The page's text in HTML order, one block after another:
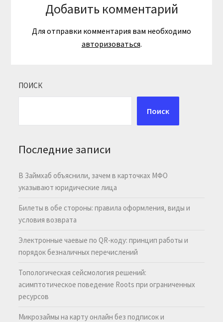
Добавить комментарий
Для отправки комментария вам необходимо
авторизоваться.
ПОИСК
Поиск
Последние записи
В Займхаб объяснили, зачем в карточках МФО
указывают юридические лица
Билеты в обе стороны: правила оформления, виды и
условия возврата
Электронные чаевые по QR-коду: принцип работы и
порядок безналичных перечислений
Топологическая сейсмология решений:
асимптотическое поведение Roots при ограниченных
ресурсов
Микрозаймы на карту онлайн без подписок и